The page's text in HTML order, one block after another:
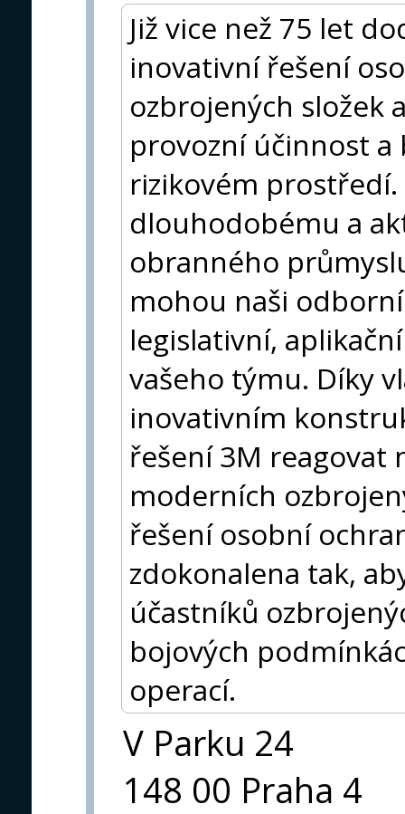
Již vice než 75 let
inovativní řešení
ozbrojených složek
provozní účinnost a
rizikovém
dlouhodobému a
obranného
mohou naši
legislativní,
vašeho týmu. Díky
inovativním
řešení 3M reagovat
moderních
řešení osobní
zdokonalena tak,
účastníků
bojových
operací.
V Parku 24
148 00 Praha 4